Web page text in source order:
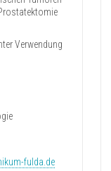
Verwendung
fulda.de